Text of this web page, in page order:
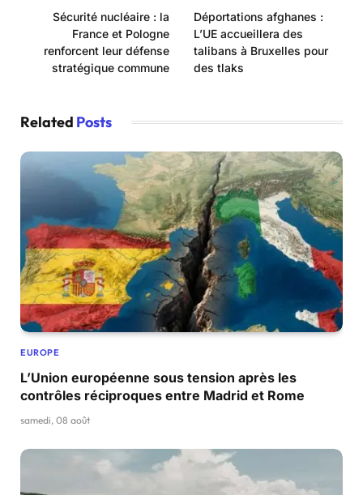
Sécurité nucléaire : la
France et Pologne
renforcent leur défense
stratégique commune
Déportations afghanes :
L’UE accueillera des
talibans à Bruxelles pour
des tlaks
Related Posts
EUROPE
L’Union européenne sous tension après les
contrôles réciproques entre Madrid et Rome
samedi, 08 août